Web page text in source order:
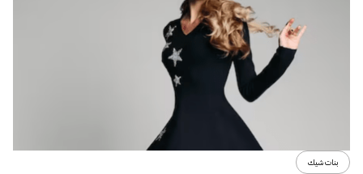
بنات شيك